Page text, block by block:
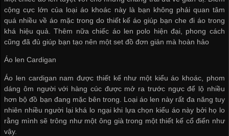
cộng cực lớn của loại áo khoác này là bạn không phải quan tâm
quá nhiều về áo mặc trong do thiết kế áo giúp bạn che đi áo trong
khá hiệu quả. Thêm nữa chiếc áo len polo hiện đại, phong cách
cũng đã đủ giúp bạn tạo nên một set đồ đơn giản mà hoàn hảo
Áo len Cardigan
Áo len cardigan nam được thiết kế như một kiểu áo khoác, phom
dáng ôm người với hàng cúc được mở ra trước ngực để lộ nhiều
hơn bộ đồ bạn đang mặc bên trong. Loại áo len này rất đa năng tuy
nhiên nhiều người lại khá lo ngại khi lựa chọn kiểu áo này bởi họ lo
rằng mình sẽ trông như một ông già trong một thiết kế cổ điển như
vậy.